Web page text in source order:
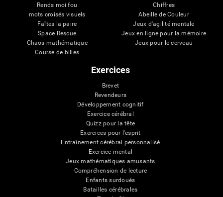
Rends moi fou
mots croisés visuels
Faîtes la paire
Space Rescue
Chaos mathématique
Course de billes
Chiffres
Abeille de Couleur
Jeux d'agilité mentale
Jeux en ligne pour la mémoire
Jeux pour le cerveau
Exercices
Brevet
Revendeurs
Développement cognitif
Exercice cérébral
Quizz pour la tête
Exercices pour l'esprit
Entraînement cérébral personnalisé
Exercice mental
Jeux mathématiques amusants
Compréhension de lecture
Enfants surdoués
Batailles cérébrales